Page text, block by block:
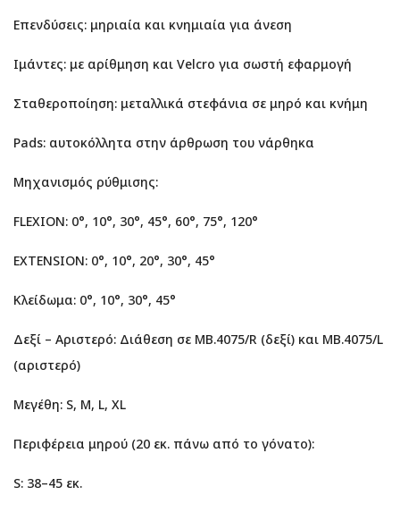
Επενδύσεις: μηριαία και κνημιαία για άνεση
Ιμάντες: με αρίθμηση και Velcro για σωστή εφαρμογή
Σταθεροποίηση: μεταλλικά στεφάνια σε μηρό και κνήμη
Pads: αυτοκόλλητα στην άρθρωση του νάρθηκα
Μηχανισμός ρύθμισης:
FLEXION: 0°, 10°, 30°, 45°, 60°, 75°, 120°
EXTENSION: 0°, 10°, 20°, 30°, 45°
Κλείδωμα: 0°, 10°, 30°, 45°
Δεξί – Αριστερό: Διάθεση σε MB.4075/R (δεξί) και MB.4075/L
(αριστερό)
Μεγέθη: S, M, L, XL
Περιφέρεια μηρού (20 εκ. πάνω από το γόνατο):
S: 38–45 εκ.